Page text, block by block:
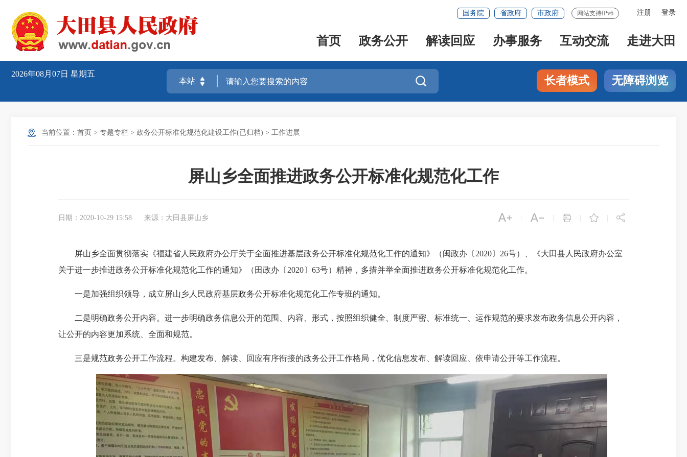
注册 登录
国务院 省政府 市政府 网站支持IPv6
首页 政务公开 解读回应 办事服务 互动交流 走进大田
2026年08月07日 星期五
 长者模式 无障碍浏览
当前位置： 首页 > 专题专栏 > 政务公开标准化规范化建设工作(已归档) > 工作进展
屏山乡全面推进政务公开标准化规范化工作
日期：2020-10-29 15:58 来源：大田县屏山乡     
屏山乡全面贯彻落实《福建省人民政府办公厅关于全面推进基层政务公开标准化规范化工作的通知》（闽政办〔2020〕26号）、《大田县人民政府办公室
关于进一步推进政务公开标准化规范化工作的通知》（田政办〔2020〕63号）精神，多措并举全面推进政务公开标准化规范化工作。
一是加强组织领导，成立屏山乡人民政府基层政务公开标准化规范化工作专班的通知。
二是明确政务公开内容。进一步明确政务信息公开的范围、内容、形式，按照组织健全、制度严密、标准统一、运作规范的要求发布政务信息公开内容，
让公开的内容更加系统、全面和规范。
三是规范政务公开工作流程。构建发布、解读、回应有序衔接的政务公开工作格局，优化信息发布、解读回应、依申请公开等工作流程。